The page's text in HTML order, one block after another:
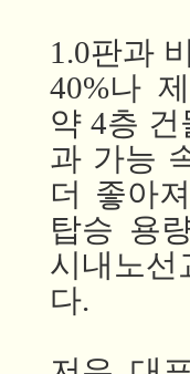
1.0판과
40%나
약 4층 건
과 가능
더 좋아져
탑승 용
시내노선
다.